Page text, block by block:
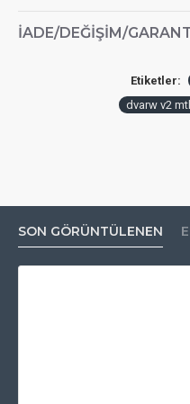
İADE/DEĞIŞIM/
Etiketler:
dvarw v2
SON GÖRÜNTÜLENEN